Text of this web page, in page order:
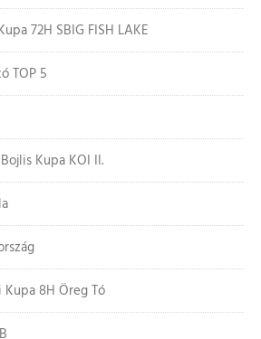
72H SBIG FISH LAKE
TOP 5
Kupa KOI II.
Kupa 8H Öreg Tó